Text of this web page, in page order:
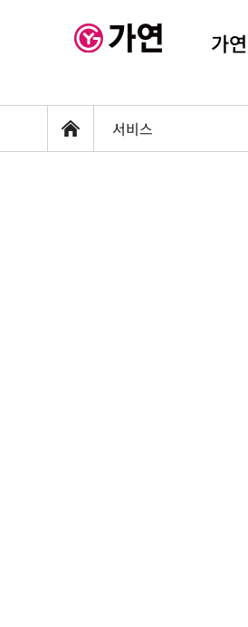
가연
홈 서비스